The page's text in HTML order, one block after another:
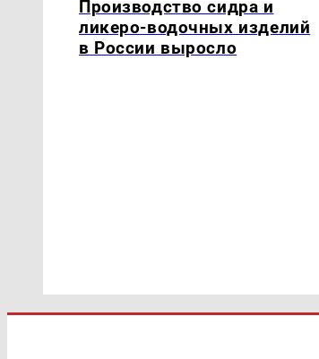
Производство сидра и
ликеро-водочных изделий
в России выросло